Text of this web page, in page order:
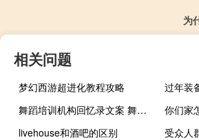
为
相关问题
梦幻西游超进化教程攻略
过年装
舞蹈培训机构回忆录文案 舞蹈培训机构管理系统
你们家
livehouse和酒吧的区别
受众人